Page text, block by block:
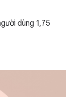
dùng 1,75